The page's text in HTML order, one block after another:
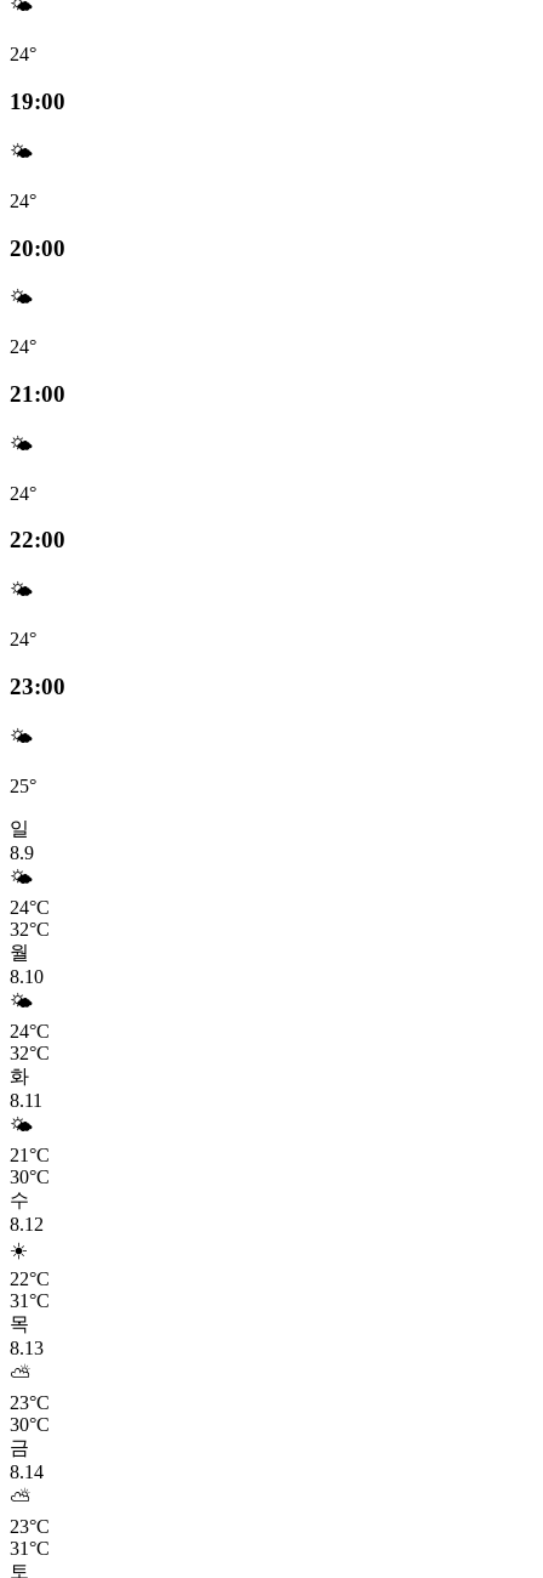
🌤️
24°
19:00
🌤️
24°
20:00
🌤️
24°
21:00
🌤️
24°
22:00
🌤️
24°
23:00
🌤️
25°
일
8.9
🌤️
24°C
32°C
월
8.10
🌤️
24°C
32°C
화
8.11
🌤️
21°C
30°C
수
8.12
☀️
22°C
31°C
목
8.13
⛅
23°C
30°C
금
8.14
⛅
23°C
31°C
토